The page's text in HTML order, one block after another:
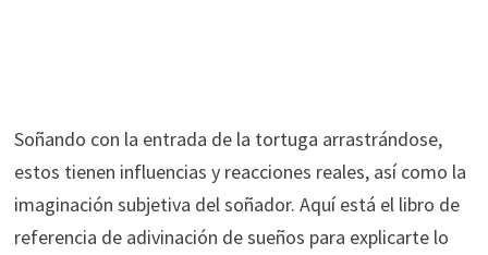
Soñando con la entrada de la tortuga arrastrándose,
estos tienen influencias y reacciones reales, así como la
imaginación subjetiva del soñador. Aquí está el libro de
referencia de adivinación de sueños para explicarte lo